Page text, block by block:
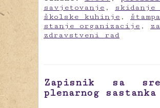
savjetovanje , skidanje
školske kuhinje , štampa
stanje organizacije ,
zdravstveni rad
Zapisnik sa
plenarnog sastanka